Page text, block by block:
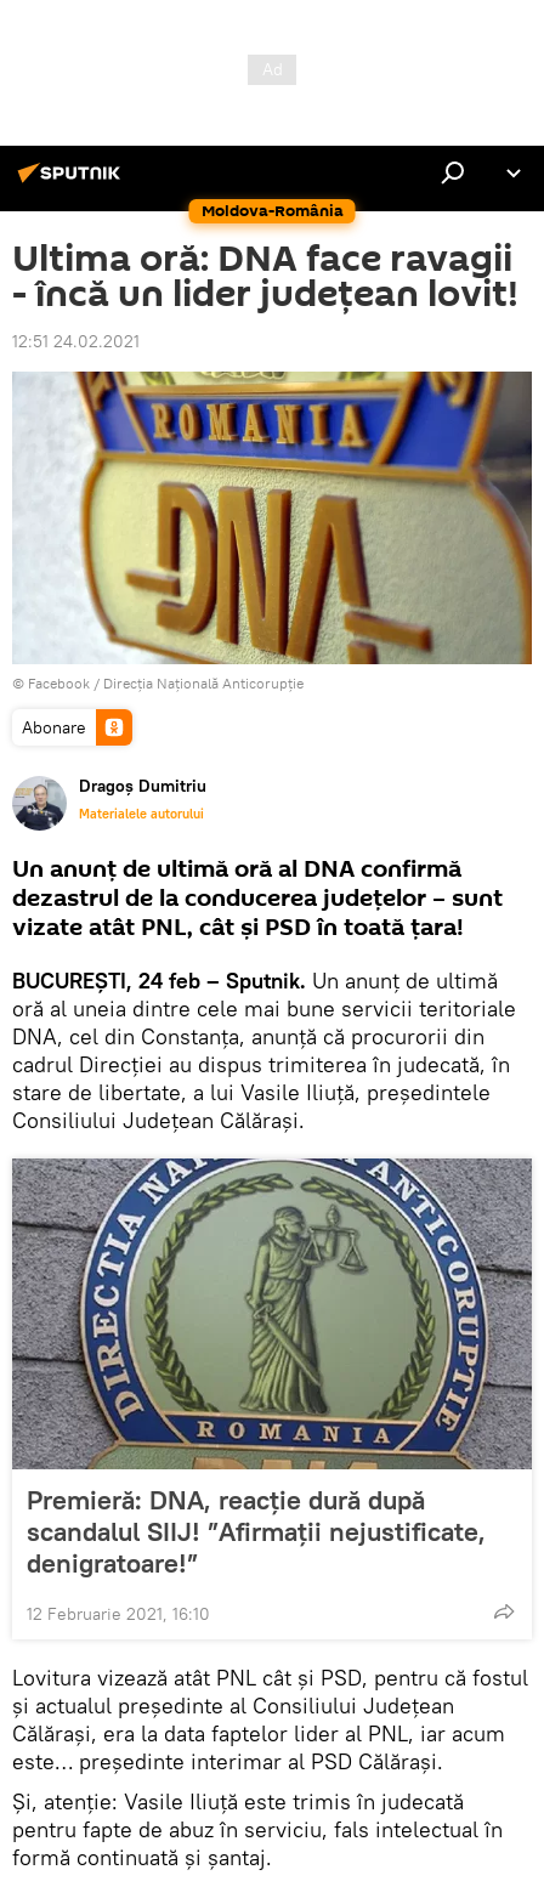
Moldova-România
Ultima oră: DNA face ravagii
- încă un lider județean lovit!
12:51 24.02.2021
© Facebook / Direcția Națională Anticorupție
Abonare
Dragoș Dumitriu
Materialele autorului
Un anunț de ultimă oră al DNA confirmă
dezastrul de la conducerea județelor – sunt
vizate atât PNL, cât și PSD în toată țara!
BUCUREȘTI, 24 feb – Sputnik. Un anunț de ultimă
oră al uneia dintre cele mai bune servicii teritoriale
DNA, cel din Constanța, anunță că procurorii din
cadrul Direcției au dispus trimiterea în judecată, în
stare de libertate, a lui Vasile Iliuță, președintele
Consiliului Județean Călărași.
Premieră: DNA, reacție dură după
scandalul SIIJ! ”Afirmații nejustificate,
denigratoare!”
12 Februarie 2021, 16:10
Lovitura vizează atât PNL cât și PSD, pentru că fostul
și actualul președinte al Consiliului Județean
Călărași, era la data faptelor lider al PNL, iar acum
este… președinte interimar al PSD Călărași.
Și, atenție: Vasile Iliuță este trimis în judecată
pentru fapte de abuz în serviciu, fals intelectual în
formă continuată și șantaj.